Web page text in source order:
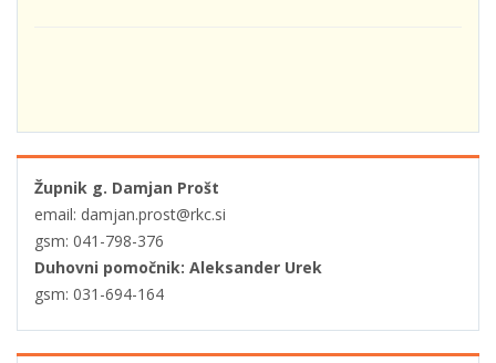
Župnik g. Damjan Prošt
email: damjan.prost@rkc.si
gsm: 041-798-376
Duhovni pomočnik: Aleksander Urek
gsm: 031-694-164